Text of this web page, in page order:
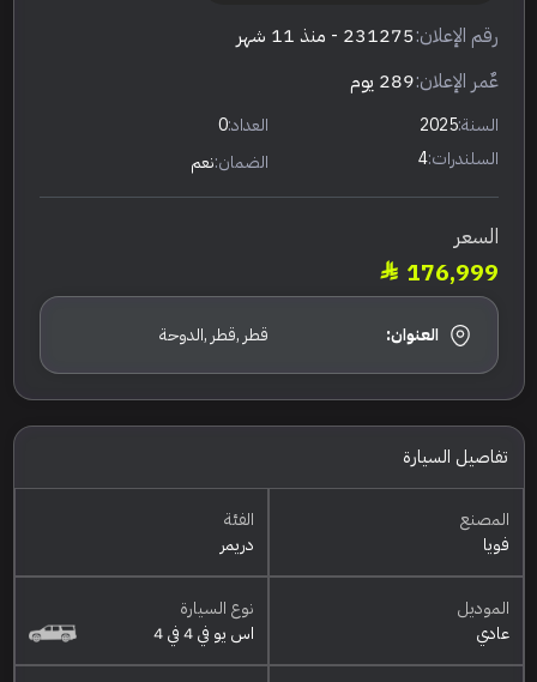
رقم الإعلان:231275 - منذ 11 شهر
عٌمر الإعلان:289 يوم
السنة:2025 العداد:0
السلندرات:4 الضمان:نعم
السعر
176,999
العنوان: قطر ,قطر ,الدوحة
تفاصيل السيارة
المصنع
فويا
الفئة
دريمر
الموديل
عادي
نوع السيارة
اس يو في 4 في 4